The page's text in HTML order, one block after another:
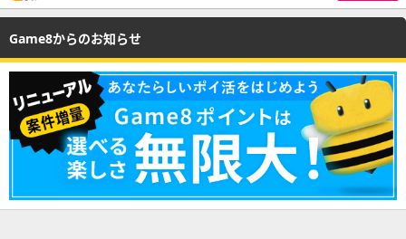
Game8からのお知らせ